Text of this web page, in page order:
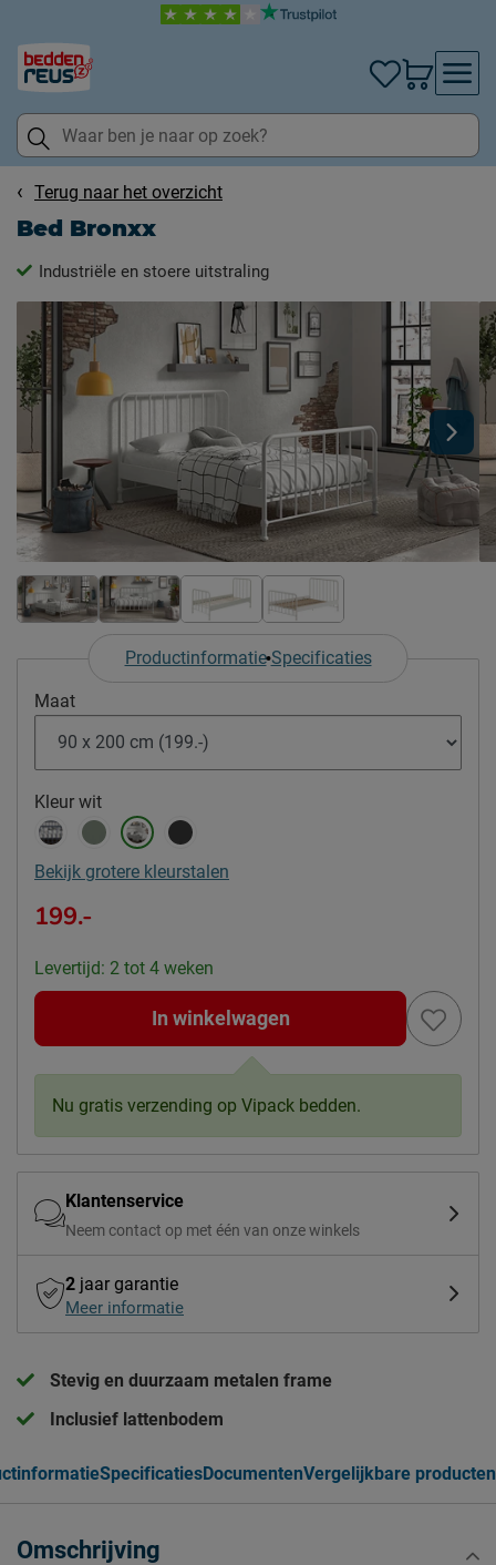
Terug naar het overzicht
Bed Bronxx
Industriële en stoere uitstraling
Productinformatie Specificaties
Maat
Kleur wit
Bekijk grotere kleurstalen
199.-
Levertijd: 2 tot 4 weken
In winkelwagen
Nu gratis verzending op Vipack bedden.
Klantenservice
Neem contact op met één van onze winkels
2 jaar garantie
Meer informatie
Stevig en duurzaam metalen frame
Inclusief lattenbodem
SpecificatiesDocumentenVergelijkbare producten
Omschrijving